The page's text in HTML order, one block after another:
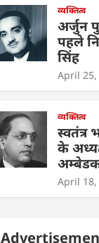
व्यक्तित्व
अर्जुन
पहले
सिंह
April 25,
व्यक्तित्व
स्वतंत्र
के
April 18,